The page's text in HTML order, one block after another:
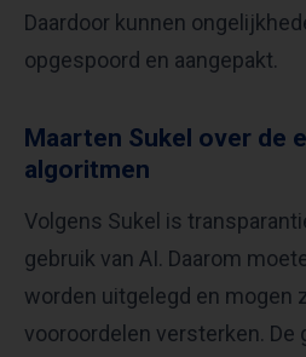
Daardoor kunnen
opgespoord en aangepakt.
Maarten Sukel over de
algoritmen
Volgens Sukel is
gebruik van AI. Daarom
worden uitgelegd en mogen
vooroordelen versterken. De